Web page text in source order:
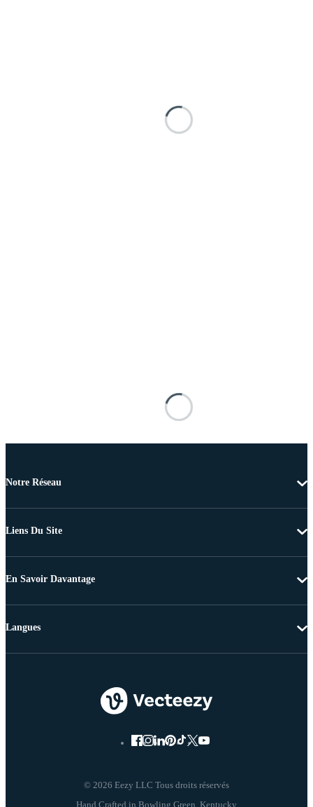
Notre Réseau
Liens Du Site
En Savoir Davantage
© 2026 Eezy LLC Tous droits réservés
Langues